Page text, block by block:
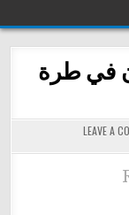
في طرة
LEAVE A
ON
ونش
إنقاذ